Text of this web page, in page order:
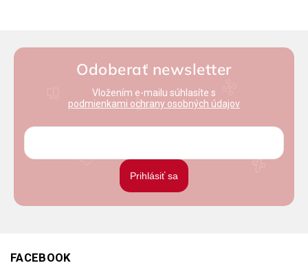
Odoberať newsletter
Vložením e-mailu súhlasíte s
podmienkami ochrany osobných údajov
Prihlásiť sa
FACEBOOK